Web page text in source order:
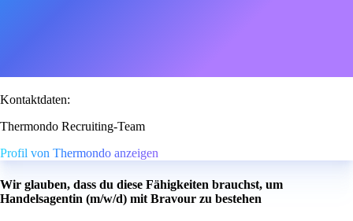
Kontaktdaten:
Thermondo Recruiting-Team
Profil von Thermondo anzeigen
Wir glauben, dass du diese Fähigkeiten brauchst, um
Handelsagentin (m/w/d) mit Bravour zu bestehen